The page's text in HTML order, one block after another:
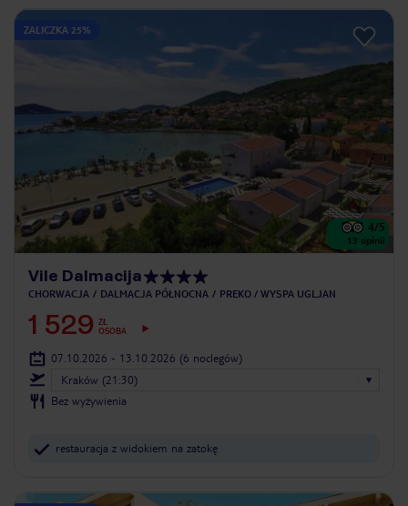
ZALICZKA 25%
4/5
13 opinii
Vile Dalmacija
CHORWACJA DALMACJA PÓŁNOCNA PREKO / WYSPA UGLJAN
1 529 ZŁ
OSOBA
07.10.2026 - 13.10.2026 (6 noclegów)
Kraków (21:30)
Bez wyżywienia
restauracja z widokiem na zatokę